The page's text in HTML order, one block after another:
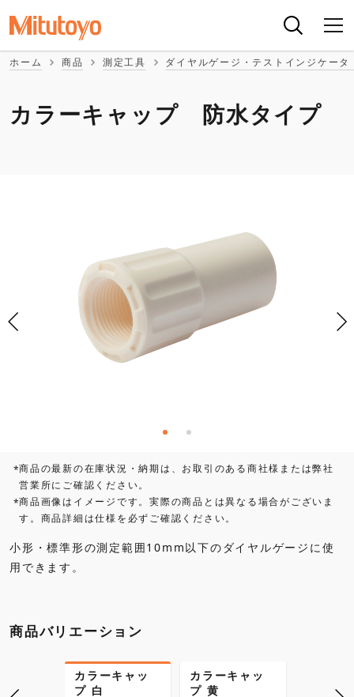
ホーム 商品 測定工具 ダイヤルゲージ・テストインジケー
カラーキャップ 防水タイプ
*商品の最新の在庫状況・納期は、お取引のある商社様または弊社
営業所にご確認ください。
*商品画像はイメージです。実際の商品とは異なる場合がございま
す。商品詳細は仕様を必ずご確認ください。
小形・標準形の測定範囲10mm以下のダイヤルゲージに使
用できます。
商品バリエーション
カラーキャッ
プ 白
カラーキャッ
プ 黄